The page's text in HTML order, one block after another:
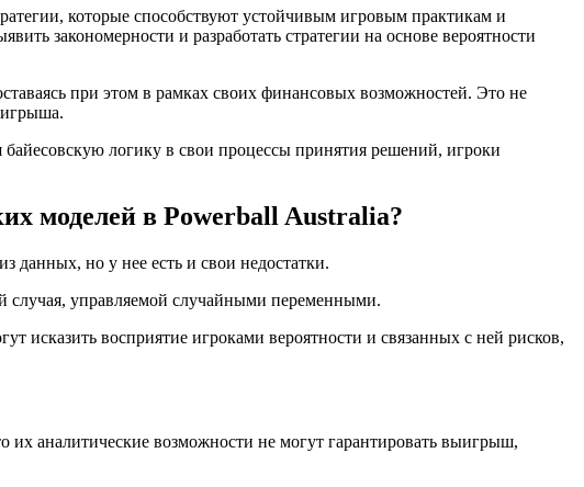
которые способствуют устойчивым игровым практикам и
закономерности и разработать стратегии на основе вероятности
при этом в рамках своих финансовых возможностей. Это не
байесовскую логику в свои процессы принятия решений, игроки
моделей в Powerball Australia?
данных, но у нее есть и свои недостатки.
случая, управляемой случайными переменными.
исказить восприятие игроками вероятности и связанных с ней рисков,
их аналитические возможности не могут гарантировать выигрыш,